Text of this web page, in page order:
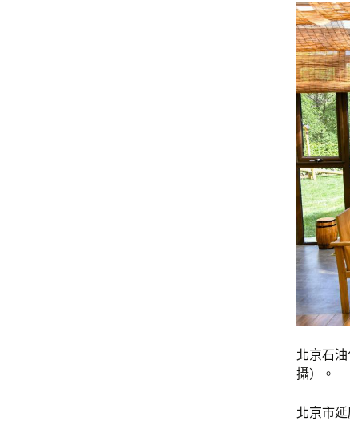
北京石
攝）。
北京市